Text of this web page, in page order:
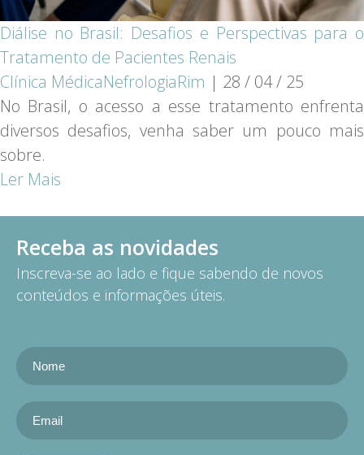
Diálise no Brasil: Desafios e Perspectivas para o
Tratamento de Pacientes Renais
Clínica MédicaNefrologiaRim | 28 / 04 / 25
No Brasil, o acesso a esse tratamento enfrenta
diversos desafios, venha saber um pouco mais
sobre.
Ler Mais
Receba as novidades
Inscreva-se ao lado e fique sabendo de novos
conteúdos e informações úteis.